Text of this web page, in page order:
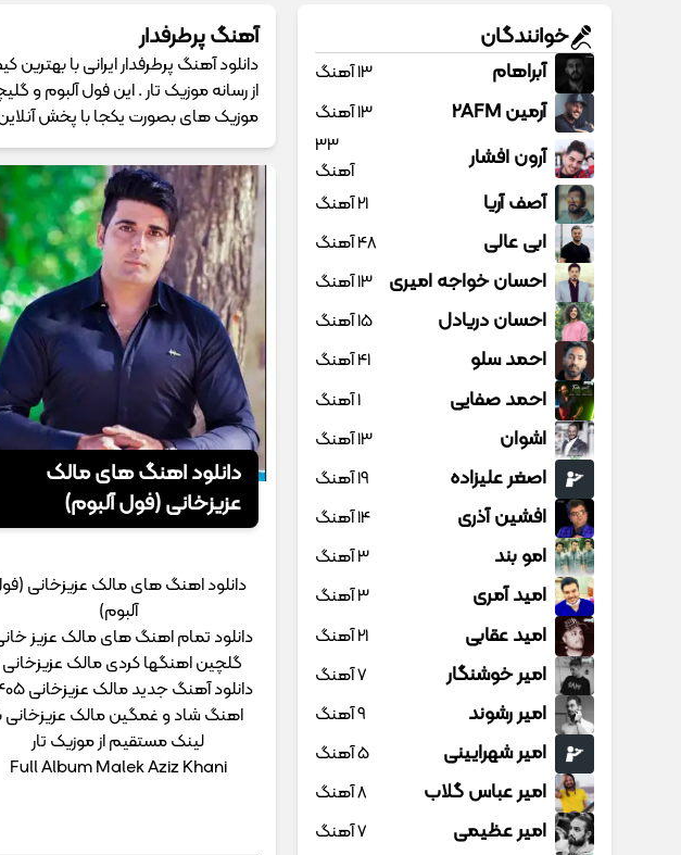
آهنگ پرطرفدار
از رسانه موزیک تار . این فول آلبوم و
موزیک های بصورت یکجا با پخش
دانلود اهنگ های مالک
عزیزخانی (فول آلبوم)
دانلود اهنگ های مالک عزیزخانی
آلبوم)
دانلود تمام اهنگ های مالک عزیز
گلچین اهنگها کردی مالک
اهنگ شاد و غمگین مالک عزیزخانی
لینک مستقیم از موزیک تار
Full Album Malek Aziz Khani
خوانندگان
آبراهام 13 آهنگ
آرمین 2AFM 13 آهنگ
آرون افشار
33
آهنگ
آصف آریا 21 آهنگ
ابی عالی 48 آهنگ
احسان خواجه امیری 13 آهنگ
احسان دریادل 15 آهنگ
احمد سلو 41 آهنگ
احمد صفایی 1 آهنگ
اشوان 13 آهنگ
اصغر علیزاده 19 آهنگ
افشین آذری 14 آهنگ
امو بند 3 آهنگ
امید آمری 3 آهنگ
امید عقابی 21 آهنگ
امیر خوشنگار 7 آهنگ
امیر رشوند 9 آهنگ
امیر شهرایینی 5 آهنگ
امیر عباس گلاب 8 آهنگ
امیر عظیمی 7 آهنگ